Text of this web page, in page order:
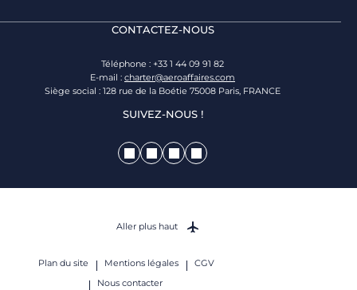
CONTACTEZ-NOUS
Téléphone : +33 1 44 09 91 82
E-mail : charter@aeroaffaires.com
Siège social : 128 rue de la Boétie 75008 Paris, FRANCE
SUIVEZ-NOUS !
Plan du site Mentions légales
CGV
Nous contacter
Aller plus haut